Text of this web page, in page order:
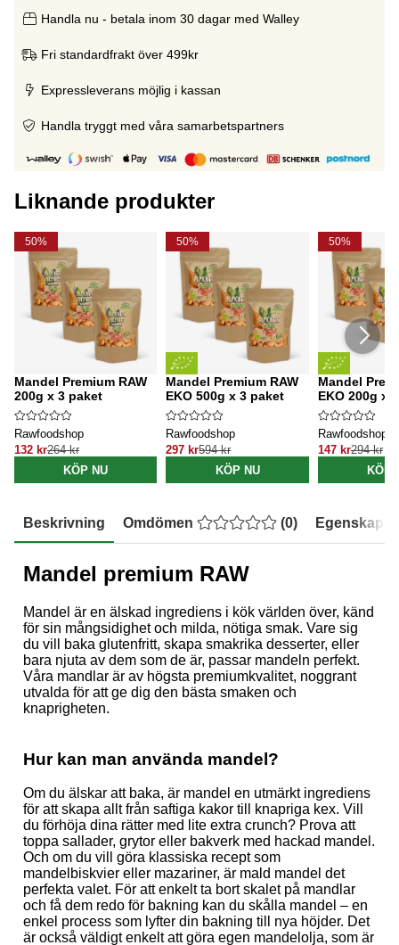
Handla nu - betala inom 30 dagar med Walley
Fri standardfrakt över 499kr
Expressleverans möjlig i kassan
Handla tryggt med våra samarbetspartners
Liknande produkter
50%
Mandel Premium RAW
200g x 3 paket
Rawfoodshop
132 kr264 kr
KÖP NU
50%
Mandel Premium RAW
EKO 500g x 3 paket
Rawfoodshop
297 kr594 kr
KÖP NU
50%
Mandel
EKO 200g x
Rawfoodshop
147 kr294 kr
KÖP
Beskrivning Omdömen (0) Egenskaper
Mandel premium RAW
Mandel är en älskad ingrediens i kök världen över, känd
för sin mångsidighet och milda, nötiga smak. Vare sig
du vill baka glutenfritt, skapa smakrika desserter, eller
bara njuta av dem som de är, passar mandeln perfekt.
Våra mandlar är av högsta premiumkvalitet, noggrant
utvalda för att ge dig den bästa smaken och
knaprigheten.
Hur kan man använda mandel?
Om du älskar att baka, är mandel en utmärkt ingrediens
för att skapa allt från saftiga kakor till knapriga kex. Vill
du förhöja dina rätter med lite extra crunch? Prova att
toppa sallader, grytor eller bakverk med hackad mandel.
Och om du vill göra klassiska recept som
mandelbiskvier eller mazariner, är mald mandel det
perfekta valet. För att enkelt ta bort skalet på mandlar
och få dem redo för bakning kan du skålla mandel – en
enkel process som lyfter din bakning till nya höjder. Det
är också väldigt enkelt att göra egen mandelolja, som är